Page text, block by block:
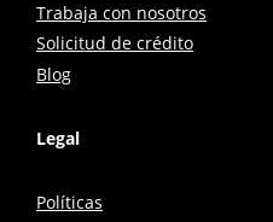
Trabaja con nosotros
Solicitud de crédito
Blog
Legal
Políticas